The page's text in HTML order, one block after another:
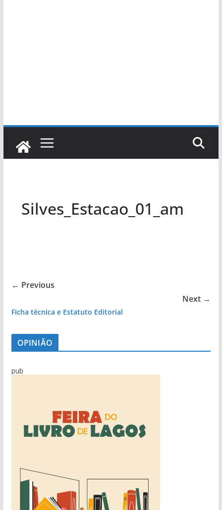
Silves_Estacao_01_am
← Previous
Next →
Ficha técnica e Estatuto Editorial
OPINIÃO
pub